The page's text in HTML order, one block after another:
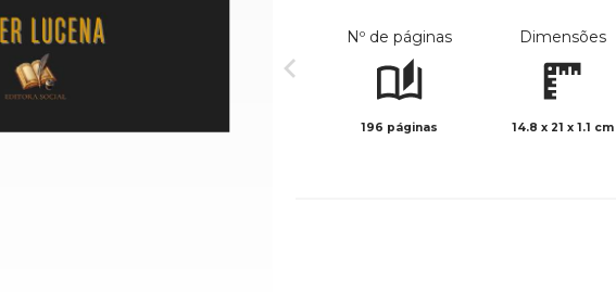
Nº de páginas
196 páginas
Dimensões
14.8 x 21 x 1.1 cm